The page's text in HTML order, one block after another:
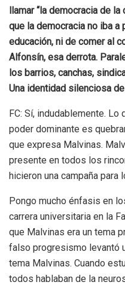
llamar “la democracia de
que la democracia no iba a
educación, ni de comer al
Alfonsín, esa derrota.
los barrios, canchas,
Una identidad silenciosa
FC: Sí, indudablemente.
poder dominante es
que expresa Malvinas.
presente en todos los
hicieron una campaña para
Pongo mucho énfasis en
carrera universitaria en la
que Malvinas era un tema
falso progresismo levantó
tema Malvinas. Cuando
todos hablaban de la